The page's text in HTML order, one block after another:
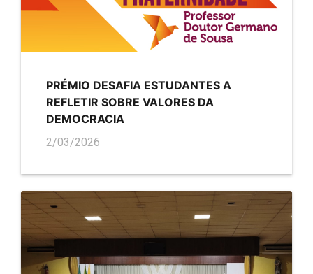
PRÉMIO DESAFIA ESTUDANTES A
REFLETIR SOBRE VALORES DA
DEMOCRACIA
2/03/2026